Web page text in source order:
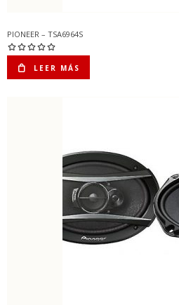
PIONEER – TSA6964S
LEER MÁS